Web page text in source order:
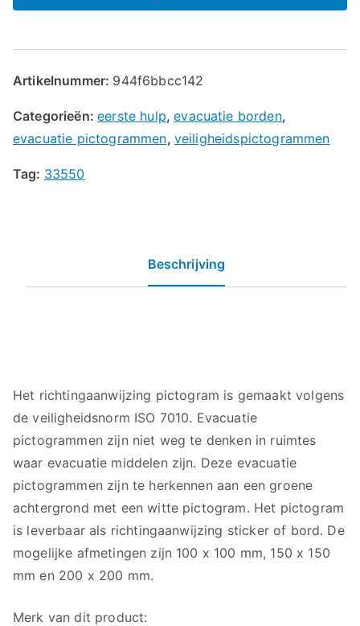
Artikelnummer: 944f6bbcc142
Categorieën:eerste hulp,evacuatie borden,
evacuatie pictogrammen, veiligheidspictogrammen
Tag: 33550
Beschrijving
Het richtingaanwijzing pictogram is gemaakt volgens
de veiligheidsnorm ISO 7010. Evacuatie
pictogrammen zijn niet weg te denken in ruimtes
waar evacuatie middelen zijn. Deze evacuatie
pictogrammen zijn te herkennen aan een groene
achtergrond met een witte pictogram. Het pictogram
is leverbaar als richtingaanwijzing sticker of bord. De
mogelijke afmetingen zijn 100 x 100 mm, 150 x 150
mm en 200 x 200 mm.
Merk van dit product: